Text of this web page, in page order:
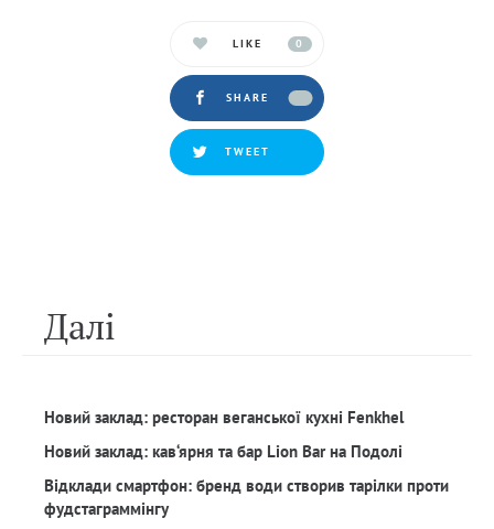
LIKE 0
SHARE
TWEET
Далi
Новий заклад: ресторан веганської кухні Fenkhel
Новий заклад: кав‘ярня та бар Lion Bar на Подолі
Відклади смартфон: бренд води створив тарілки проти
фудстаграммінгу